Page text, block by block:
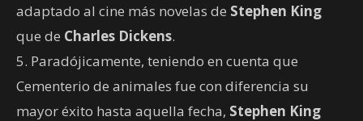
adaptado al cine más novelas de Stephen King
que de Charles Dickens.
5. Paradójicamente, teniendo en cuenta que
Cementerio de animales fue con diferencia su
mayor éxito hasta aquella fecha, Stephen King